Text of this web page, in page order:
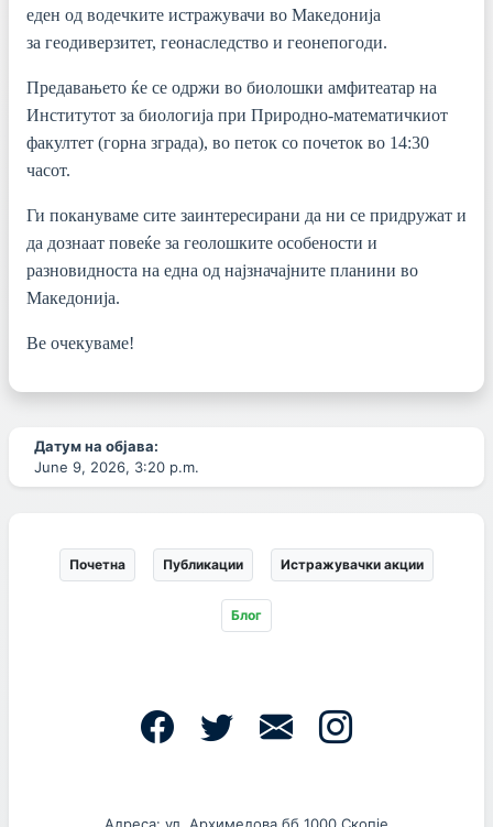
еден од водечките истражувачи во Македонија
за геодиверзитет, геонаследство и геонепогоди.
Предавањето ќе се одржи во биолошки амфитеатар на
Институтот за биологија при Природно-математичкиот
факултет (горна зграда), во петок со почеток во 14:30
часот.
Ги покануваме сите заинтересирани да ни се придружат и
да дознаат повеќе за геолошките особености и
разновидноста на една од најзначајните планини во
Македонија.
Ве очекуваме!
Датум на објава:
June 9, 2026, 3:20 p.m.
Почетна Публикации Истражувачки акции
Блог